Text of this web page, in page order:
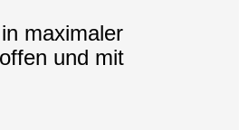
maximaler
und mit